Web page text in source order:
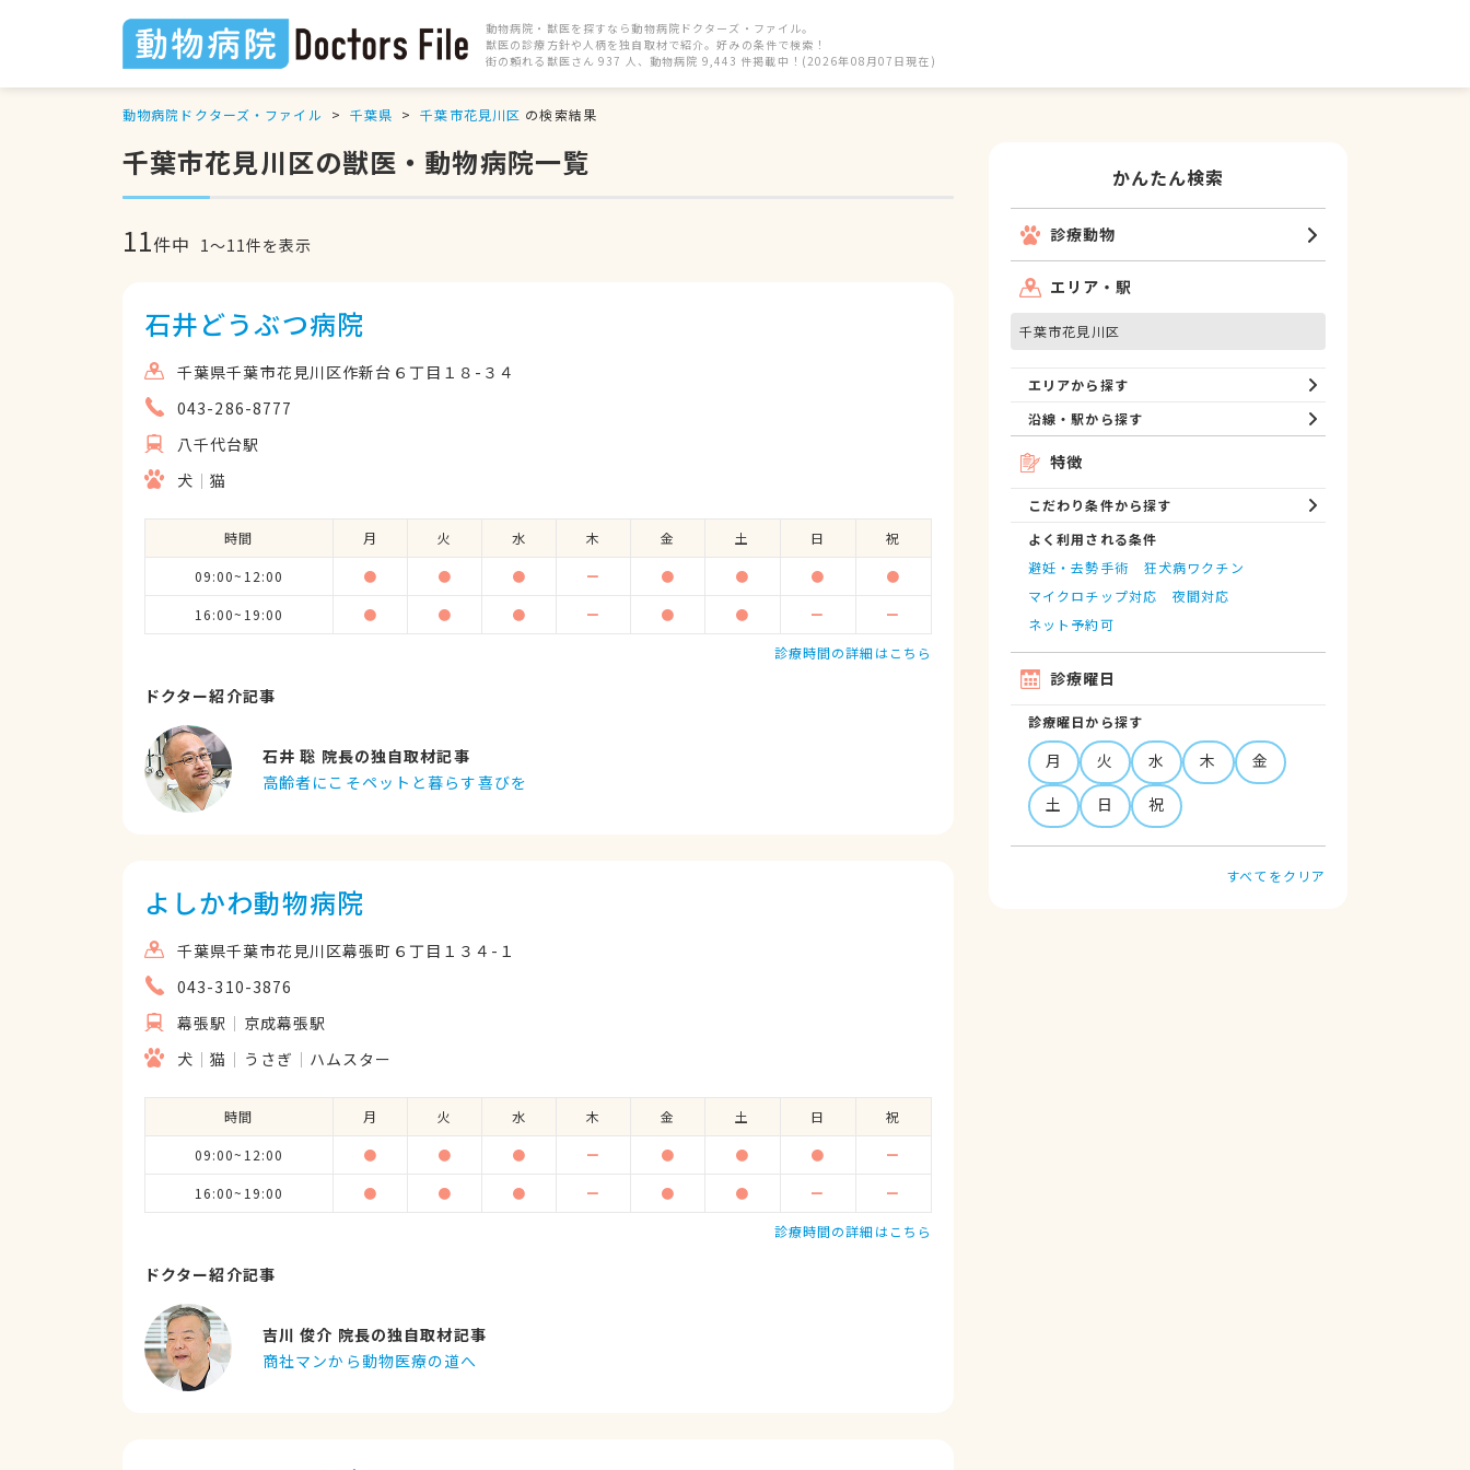
動物病院・獣医を探すなら動物病院ドクターズ・ファイル。
獣医の診療方針や人柄を独自取材で紹介。好みの条件で検索！
街の頼れる獣医さん 937 人、動物病院 9,443 件掲載中！(2026年08月07日現在)
動物病院ドクターズ・ファイル 千葉県 千葉市花見川区 の検索結果
千葉市花見川区の獣医・動物病院一覧
11件中 1〜11件を表示
石井どうぶつ病院
千葉県千葉市花見川区作新台６丁目１８-３４
043-286-8777
八千代台駅
犬
猫
時間 月 火 水 木 金 土 日 祝
09:00~12:00 ● ● ● ー ● ● ● ●
16:00~19:00 ● ● ● ー ● ● ー ー
診療時間の詳細はこちら
ドクター紹介記事
石井 聡 院長の独自取材記事
高齢者にこそペットと暮らす喜びを
よしかわ動物病院
千葉県千葉市花見川区幕張町６丁目１３４-１
043-310-3876
幕張駅
京成幕張駅
犬
猫 うさぎ ハムスター
時間 月 火 水 木 金 土 日 祝
09:00~12:00 ● ● ● ー ● ● ● ー
16:00~19:00 ● ● ● ー ● ● ー ー
診療時間の詳細はこちら
ドクター紹介記事
吉川 俊介 院長の独自取材記事
商社マンから動物医療の道へ
かんたん検索
診療動物
エリア・駅
千葉市花見川区
エリアから探す
沿線・駅から探す
特徴
こだわり条件から探す
よく利用される条件
避妊・去勢手術
狂犬病ワクチン
マイクロチップ対応
夜間対応
ネット予約可
診療曜日
診療曜日から探す
月 火 水 木
金
土
日 祝
すべてをクリア